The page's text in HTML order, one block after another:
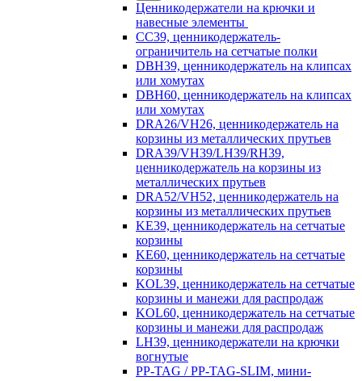
Ценникодержатели на крючки и
навесные элементы
CC39, ценникодержатель-
ограничитель на сетчатые полки
DBH39, ценникодержатель на клипсах
или хомутах
DBH60, ценникодержатель на клипсах
или хомутах
DRA26/VH26, ценникодержатель на
корзины из металлических прутьев
DRA39/VH39/LH39/RH39,
ценникодержатель на корзины из
металлических прутьев
DRA52/VH52, ценникодержатель на
корзины из металлических прутьев
KE39, ценникодержатель на сетчатые
корзины
KE60, ценникодержатель на сетчатые
корзины
KOL39, ценникодержатель на сетчатые
корзины и манежи для распродаж
KOL60, ценникодержатель на сетчатые
корзины и манежи для распродаж
LH39, ценникодержатели на крючки
вогнутые
PP-TAG / PP-TAG-SLIM, мини-